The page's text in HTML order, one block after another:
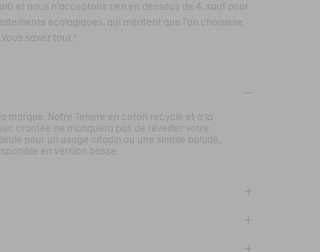
et nous n'acceptons rien en dessous de 4, sauf pour
écologiques, qui méritent que l'on choisisse
Vous savez tout !
marque. Notre Tenere en coton recyclé et à la
crantée ne manquera pas de réveiller votre
pour un usage citadin ou une simple balade,
en version basse.
vous suivront en balade, en ville comme à